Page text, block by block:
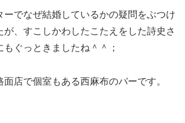
ーでなぜ結婚しているかの疑問をぶつけ
が、すこしかわしたこたえをした詩史さ
ぐっときましたね＾＾；
面店で個室もある西麻布のバーです。